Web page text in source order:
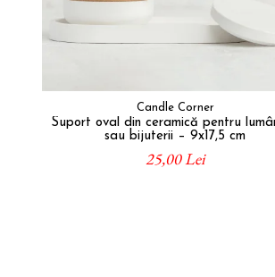
Candle Corner
Suport oval din ceramică pentru
sau bijuterii – 9x17,5 cm
25,00 Lei